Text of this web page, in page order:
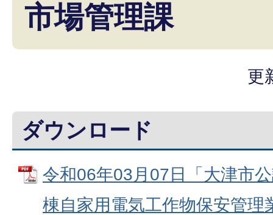
市場管理課
更
ダウンロード
令和06年03月07日「大津市
棟自家用電気工作物保安管